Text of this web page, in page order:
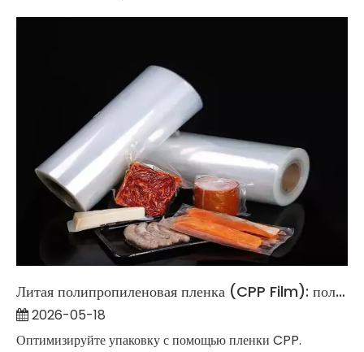
Литая полипропиленовая пленка (CPP Film): полное подробное руководство на 2026 год
2026-05-18
Оптимизируйте упаковку с помощью пленки CPP.